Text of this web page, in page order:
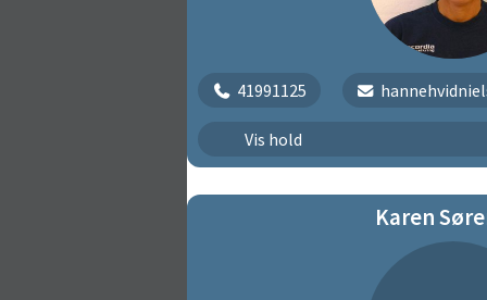
41991125
Vis hold
Sprint
Karen